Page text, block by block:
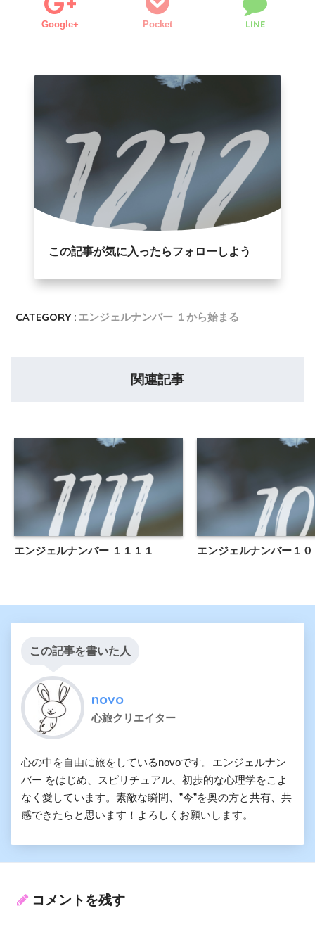
Google+ Pocket LINE
この記事が気に入ったらフォローしよう
CATEGORY : エンジェルナンバー １から始まる
関連記事
エンジェルナンバー １１１１ エンジェルナンバー１０
この記事を書いた人
novo
心旅クリエイター
心の中を自由に旅をしているnovoです。エンジェルナン
バー をはじめ、スピリチュアル、初歩的な心理学をこよ
なく愛しています。素敵な瞬間、”今”を奥の方と共有、共
感できたらと思います！よろしくお願いします。
コメントを残す